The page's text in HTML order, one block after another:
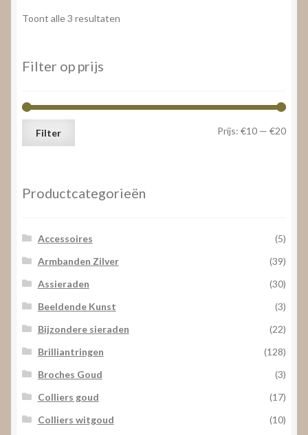
Toont alle 3 resultaten
Filter op prijs
Min.
Max.
Filter Prijs: €10 — €20
Productcategorieën
Accessoires
(5)
Armbanden Zilver
(39)
Assieraden
(30)
Beeldende Kunst
(3)
Bijzondere sieraden
(22)
Brilliantringen
(128)
Broches Goud
(3)
Colliers goud
(17)
Colliers witgoud
(10)